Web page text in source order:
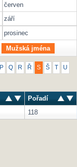
červen
září
prosinec
Mužská jména
P Q R Ř S Š U
Pořadí
118